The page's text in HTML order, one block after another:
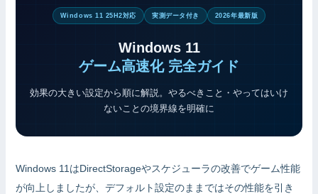
Windows 11 25H2対応 実測データ付き 2026年最新版
Windows 11
ゲーム高速化 完全ガイド
効果の大きい設定から順に解説。やるべきこと・やってはいけ
ないことの境界線を明確に
Windows 11はDirectStorageやスケジューラの改善でゲーム性能
が向上しましたが、デフォルト設定のままではその性能を引き